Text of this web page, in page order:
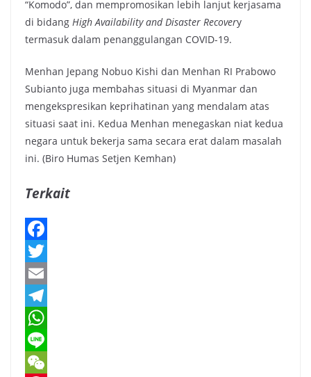
“Komodo”, dan mempromosikan lebih lanjut kerjasama
di bidang High Availability and Disaster Recovery
termasuk dalam penanggulangan COVID-19.
Menhan Jepang Nobuo Kishi dan Menhan RI Prabowo
Subianto juga membahas situasi di Myanmar dan
mengekspresikan keprihatinan yang mendalam atas
situasi saat ini. Kedua Menhan menegaskan niat kedua
negara untuk bekerja sama secara erat dalam masalah
ini. (Biro Humas Setjen Kemhan)
Terkait
F
a
c
e
b
o
T
w
t
t
E
m
a
T
e
W
h
L